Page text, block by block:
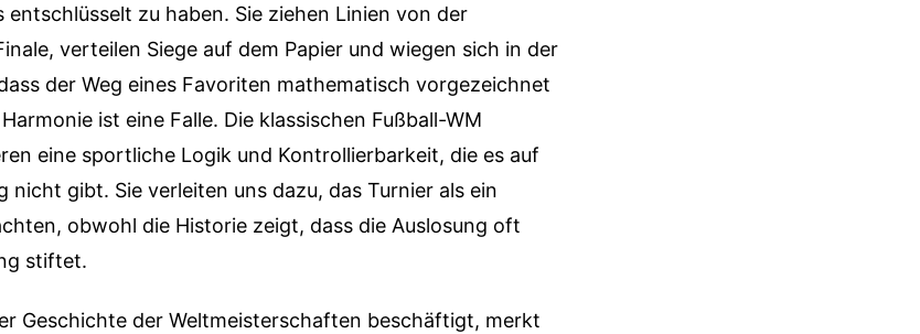
entschlüsselt zu haben. Sie ziehen Linien von der
verteilen Siege auf dem Papier und wiegen sich in der
der Weg eines Favoriten mathematisch vorgezeichnet
ist eine Falle. Die klassischen Fußball-WM
eine sportliche Logik und Kontrollierbarkeit, die es auf
nicht gibt. Sie verleiten uns dazu, das Turnier als ein
obwohl die Historie zeigt, dass die Auslosung oft
stiftet.
Geschichte der Weltmeisterschaften beschäftigt, merkt